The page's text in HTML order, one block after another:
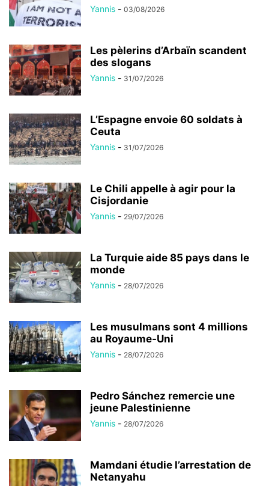
Yannis - 03/08/2026
Les pèlerins d’Arbaïn scandent
des slogans
Yannis - 31/07/2026
L’Espagne envoie 60 soldats à
Ceuta
Yannis - 31/07/2026
Le Chili appelle à agir pour la
Cisjordanie
Yannis - 29/07/2026
La Turquie aide 85 pays dans le
monde
Yannis - 28/07/2026
Les musulmans sont 4 millions
au Royaume-Uni
Yannis - 28/07/2026
Pedro Sánchez remercie une
jeune Palestinienne
Yannis - 28/07/2026
Mamdani étudie l’arrestation de
Netanyahu